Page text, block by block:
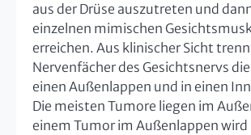
aus der Drüse auszutreten und
einzelnen mimischen
erreichen. Aus klinischer Sicht
Nervenfächer des Gesichtsnervs
einen Außenlappen und in einen
Die meisten Tumore liegen im
einem Tumor im Außenlappen wird